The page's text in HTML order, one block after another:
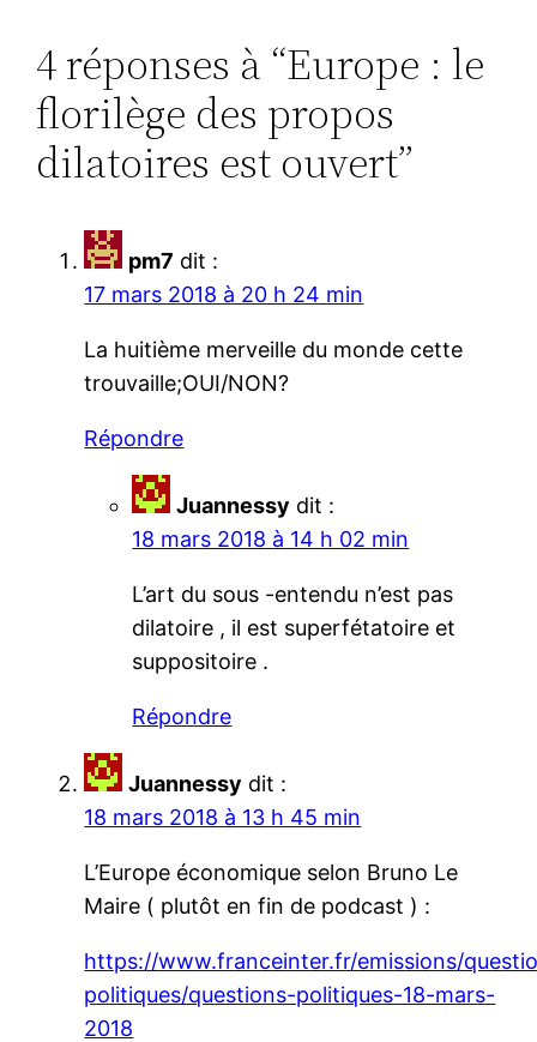
4 réponses à “Europe : le
florilège des propos
dilatoires est ouvert”
pm7 dit :
17 mars 2018 à 20 h 24 min
La huitième merveille du monde cette
trouvaille;OUI/NON?
Répondre
Juannessy dit :
18 mars 2018 à 14 h 02 min
L’art du sous -entendu n’est pas
dilatoire , il est superfétatoire et
suppositoire .
Répondre
Juannessy dit :
18 mars 2018 à 13 h 45 min
L’Europe économique selon Bruno Le
Maire ( plutôt en fin de podcast ) :
https://www.franceinter.fr/emissions/
politiques/questions-politiques-18-mars-
2018